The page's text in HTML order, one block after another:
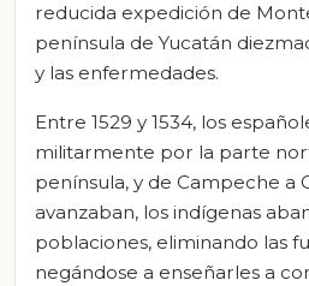
reducida expedición de
península de Yucatán
y las enfermedades.
Entre 1529 y 1534, los
militarmente por la parte
península, y de Campeche a
avanzaban, los indígenas
poblaciones, eliminando las
negándose a enseñarles a